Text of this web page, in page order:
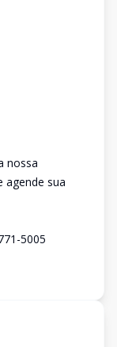
nossa
agende sua
5005